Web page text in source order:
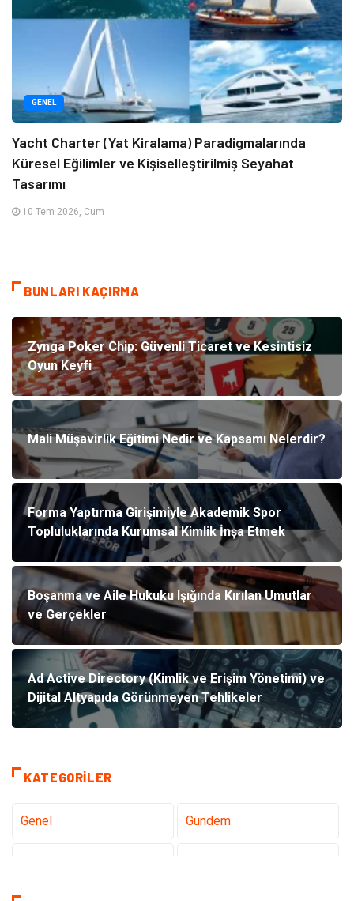
GENEL
Yacht Charter (Yat Kiralama) Paradigmalarında
Küresel Eğilimler ve Kişiselleştirilmiş Seyahat
Tasarımı
10 Tem 2026, Cum
BUNLARI KAÇIRMA
Zynga Poker Chip: Güvenli Ticaret ve Kesintisiz
Oyun Keyfi
Mali Müşavirlik Eğitimi Nedir ve Kapsamı Nelerdir?
Forma Yaptırma Girişimiyle Akademik Spor
Topluluklarında Kurumsal Kimlik İnşa Etmek
Boşanma ve Aile Hukuku Işığında Kırılan Umutlar
ve Gerçekler
Ad Active Directory (Kimlik ve Erişim Yönetimi) ve
Dijital Altyapıda Görünmeyen Tehlikeler
KATEGORILER
Genel Gündem